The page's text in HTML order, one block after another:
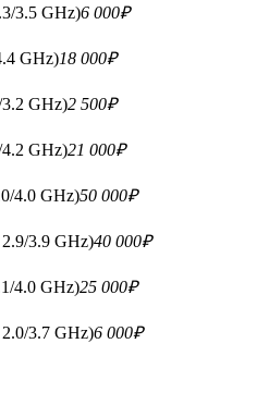
3.5 GHz)6 000₽
GHz)18 000₽
GHz)2 500₽
GHz)21 000₽
4.0 GHz)50 000₽
3.9 GHz)40 000₽
4.0 GHz)25 000₽
3.7 GHz)6 000₽